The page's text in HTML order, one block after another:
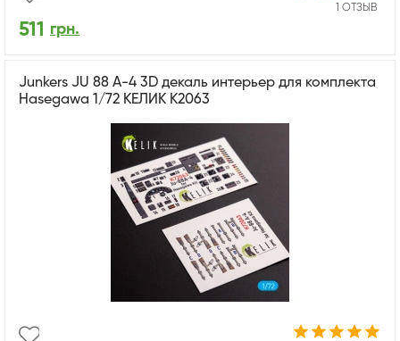
1 ОТЗЫВ
511 грн.
Junkers JU 88 A-4 3D декаль интерьер для комплекта
Hasegawa 1/72 КЕЛИК K2063